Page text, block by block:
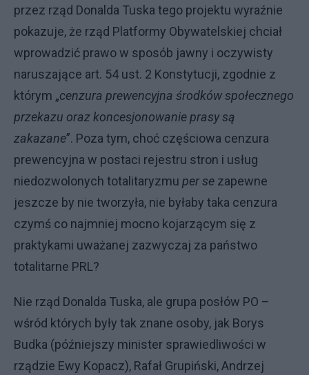
przez rząd Donalda Tuska tego projektu wyraźnie
pokazuje, że rząd Platformy Obywatelskiej chciał
wprowadzić prawo w sposób jawny i oczywisty
naruszające art. 54 ust. 2 Konstytucji, zgodnie z
którym „cenzura prewencyjna środków społecznego
przekazu oraz koncesjonowanie prasy są
zakazane”. Poza tym, choć częściowa cenzura
prewencyjna w postaci rejestru stron i usług
niedozwolonych totalitaryzmu per se zapewne
jeszcze by nie tworzyła, nie byłaby taka cenzura
czymś co najmniej mocno kojarzącym się z
praktykami uważanej zazwyczaj za państwo
totalitarne PRL?
Nie rząd Donalda Tuska, ale grupa posłów PO –
wśród których były tak znane osoby, jak Borys
Budka (późniejszy minister sprawiedliwości w
rządzie Ewy Kopacz), Rafał Grupiński, Andrzej